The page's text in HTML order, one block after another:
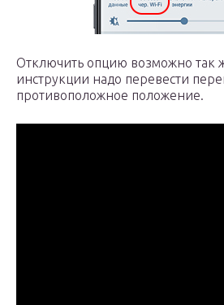
Отключить опцию возможно так
инструкции надо перевести
противоположное положение.